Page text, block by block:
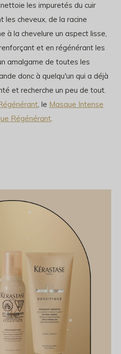
les impuretés du cuir
les cheveux, de la racine
à la chevelure un aspect lisse,
et en régénérant les
amalgame de toutes les
donc à quelqu'un qui a déjà
et recherche un peu de tout.
, le Masque Intense
Régénérant.